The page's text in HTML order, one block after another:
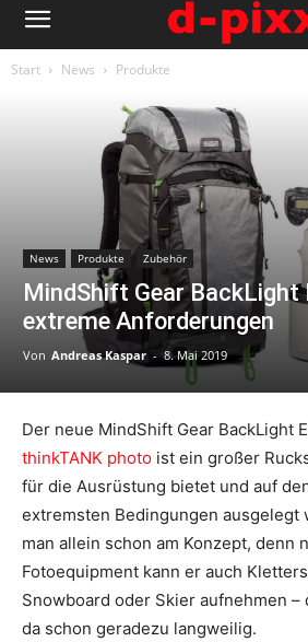
Start News Produkte
News Produkte Zubehör
MindShift Gear BackLight
extreme Anforderungen
Von Andreas Kaspar - 8. Mai 2019
Der neue MindShift Gear BackLight
thinkTANK photo ist ein großer
für die Ausrüstung bietet und auf
extremsten Bedingungen ausgelegt
man allein schon am Konzept, denn
Fotoequipment kann er auch
Snowboard oder Skier aufnehmen
da schon geradezu langweilig.